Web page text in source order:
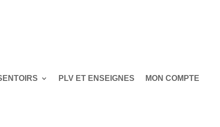
PLV ET ENSEIGNES MON COMPTE